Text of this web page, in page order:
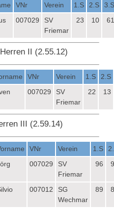
VNr Verein 1.S 2.S
3.S
007029
SV
Friemar
23 10 61
II (2.55.12)
VNr Verein 1.S
2.S
007029
SV
Friemar
22 13
III (2.59.14)
VNr Verein 1.S
007029
SV
Friemar
96
007012
SG
Wechmar
89